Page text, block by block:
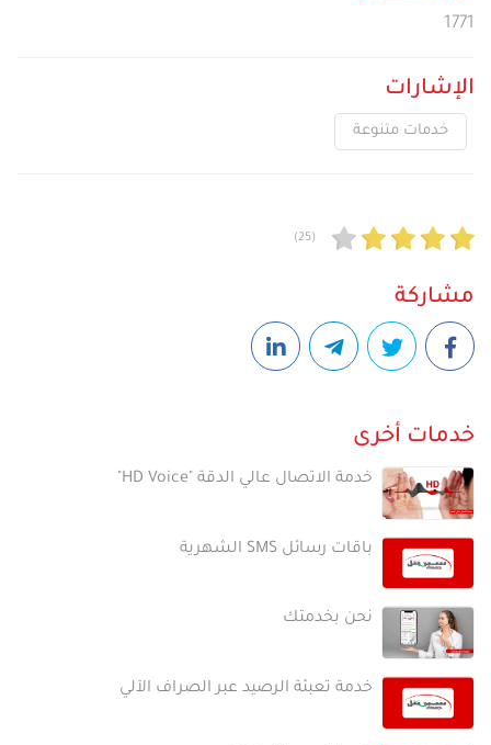
1771
الإشارات
خدمات متنوعة
(25)
مشاركة
خدمات أخرى
خدمة الاتصال عالي الدقة "HD Voice"
باقات رسائل SMS الشهرية
نحن بخدمتك
خدمة تعبئة الرصيد عبر الصراف الآلي